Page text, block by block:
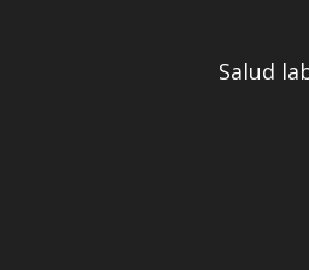
Salud